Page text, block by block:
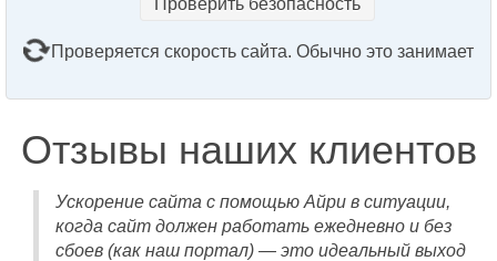
Проверить безопасность
Проверяется скорость сайта. Обычно это занимает
Отзывы наших клиентов
Ускорение сайта с помощью Айри в ситуации,
когда сайт должен работать ежедневно и без
сбоев (как наш портал) — это идеальный выход